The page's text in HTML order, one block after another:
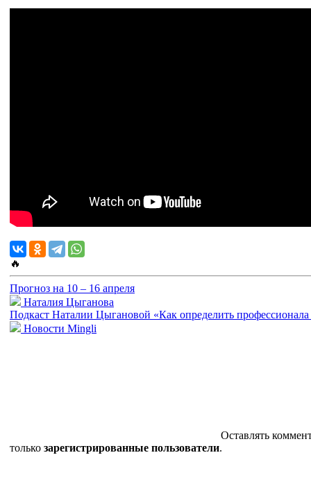
🔥
Прогноз на 10 – 16 апреля
Наталия Цыганова
Подкаст Наталии Цыгановой «Как определить
Новости Mingli
Оставлять
только зарегистрированные пользователи.